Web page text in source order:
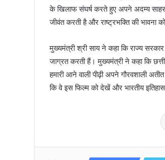
के खिलाफ संघर्ष करते हुए अपने अदम्य
जीवंत करती है और राष्ट्रभक्ति की भावना
मुख्यमंत्री श्री साय ने कहा कि राज्य
जाग्रत करती हैं। मुख्यमंत्री ने कहा कि
हमारी आने वाली पीढ़ी अपने गौरवशाली
कि वे इस फिल्म को देखें और भारतीय